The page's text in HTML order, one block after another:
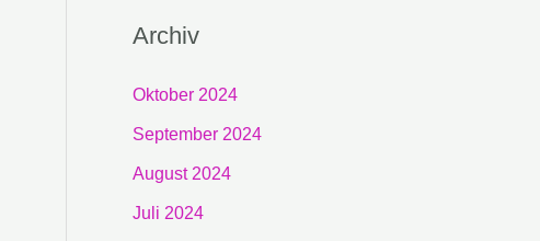
Archiv
Oktober 2024
September 2024
August 2024
Juli 2024